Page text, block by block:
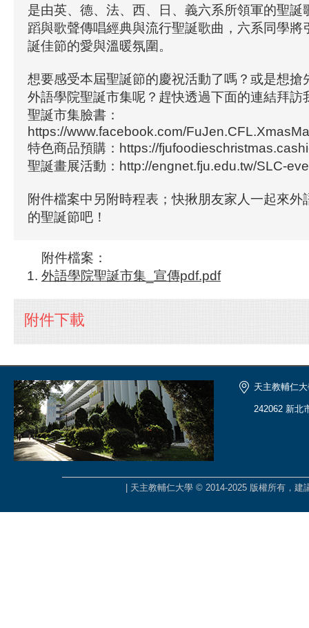
是由英、德、法、西、日、義六系所領軍的聖誕
蹈與歌聲傳唱經典與流行聖誕歌曲，六系同學將
誕佳節的愛與溫暖氛圍。
想要感受本屆聖誕節的慶祝活動了嗎？或是想搶
外語學院聖誕市集呢？趕快透過下面的連結拜訪
聖誕市集臉書：
https://www.facebook.com/
特色商品預購：https://
聖誕畫展活動：http://engnet.fju.edu.tw/SLC-
附件檔案中另附時程表；快揪朋友家人一起來外
的聖誕節吧！
附件檔案：
外語學院聖誕市集_宣傳pdf.pdf
附件下載
天主教輔仁
242062 新北
| 天主教輔仁大學 © 2014-2025 版權所有，